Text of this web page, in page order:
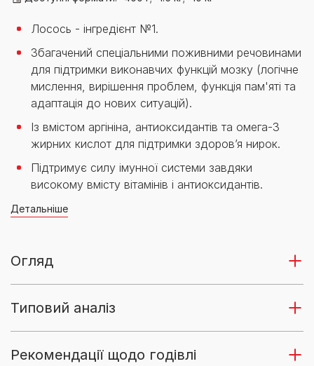
Лосось - інгредієнт №1.
Збагачений спеціальними поживними речовинами
для підтримки виконавчих функцій мозку (логічне
мислення, вирішення проблем, функція пам'яті та
адаптація до нових ситуацій).
Із вмістом аргініна, антиоксидантів та омега-3
жирних кислот для підтримки здоров’я нирок.
Підтримує силу імунної системи завдяки
високому вмісту вітамінів і антиоксидантів.
Детальніше
Огляд
Типовий аналіз
Рекомендації щодо годівлі